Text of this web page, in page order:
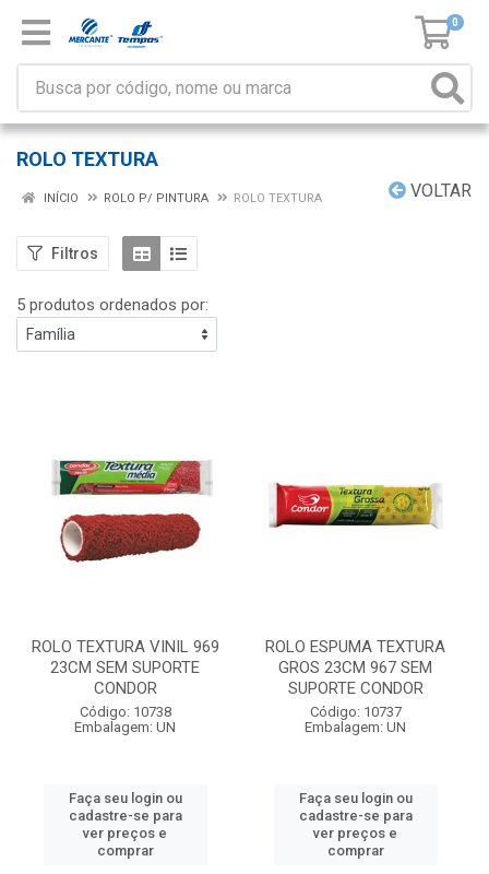
0
ROLO TEXTURA
VOLTAR
INÍCIO ROLO P/ PINTURA ROLO TEXTURA
Filtros
5 produtos ordenados por:
ROLO TEXTURA VINIL 969
23CM SEM SUPORTE
CONDOR
Código: 10738
Embalagem: UN
Faça seu login ou
cadastre-se para
ver preços e
comprar
ROLO ESPUMA TEXTURA
GROS 23CM 967 SEM
SUPORTE CONDOR
Código: 10737
Embalagem: UN
Faça seu login ou
cadastre-se para
ver preços e
comprar